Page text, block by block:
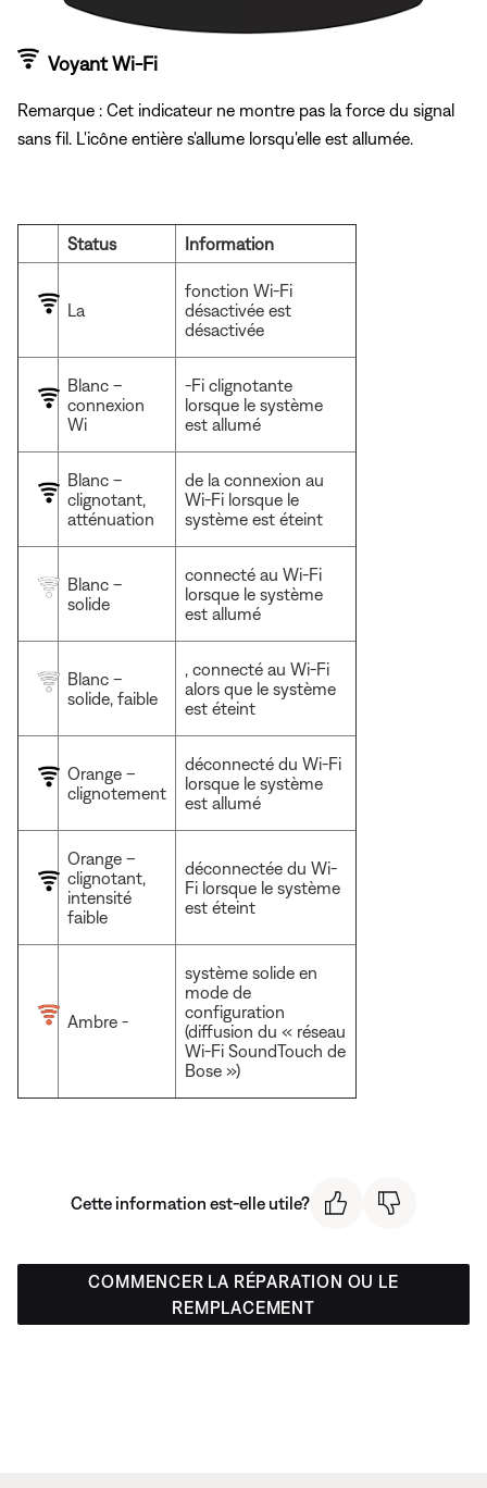
Voyant Wi-Fi
Remarque : Cet indicateur ne montre pas la force du signal
sans fil. L'icône entière s'allume lorsqu'elle est allumée.
Status Information
La
fonction Wi-Fi
désactivée est
désactivée
Blanc –
connexion
Wi
-Fi clignotante
lorsque le système
est allumé
Blanc –
clignotant,
atténuation
de la connexion au
Wi-Fi lorsque le
système est éteint
Blanc –
solide
connecté au Wi-Fi
lorsque le système
est allumé
Blanc –
solide, faible
, connecté au Wi-Fi
alors que le système
est éteint
Orange –
clignotement
déconnecté du Wi-Fi
lorsque le système
est allumé
Orange –
clignotant,
intensité
faible
déconnectée du Wi-
Fi lorsque le système
est éteint
Ambre -
système solide en
mode de
configuration
(diffusion du « réseau
Wi-Fi SoundTouch de
Bose »)
Cette information est-elle utile?
COMMENCER LA RÉPARATION OU LE
REMPLACEMENT